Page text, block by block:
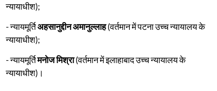
न्यायाधीश);
- न्यायमूर्तिअहसानुद्दीन अमानुल्लाह(वर्तमान में पटना उच्च न्यायालय के
न्यायाधीश);
- न्यायमूर्तिमनोज मिश्रा(वर्तमान में इलाहाबाद उच्च न्यायालय के
न्यायाधीश)।